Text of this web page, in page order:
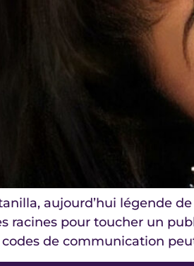
aujourd’hui légende
racines pour toucher un
de communication